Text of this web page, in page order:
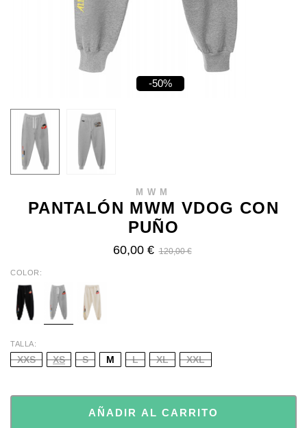
-50%
MWM
PANTALÓN MWM VDOG CON
PUÑO
60,00 € 120,00 €
COLOR
BLACK GREY BEIGE
TALLA
XXS XS S M L XL XXL
AÑADIR AL CARRITO